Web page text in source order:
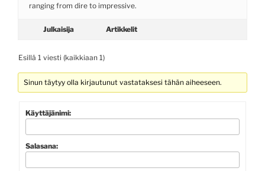
ranging from dire to impressive.
Julkaisija Artikkelit
Esillä 1 viesti (kaikkiaan 1)
Sinun täytyy olla kirjautunut vastataksesi tähän aiheeseen.
Käyttäjänimi:
Salasana: